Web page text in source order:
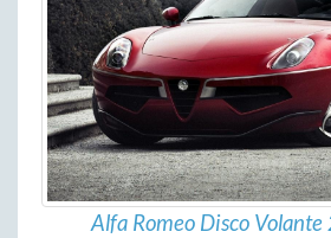
Alfa Romeo Disco